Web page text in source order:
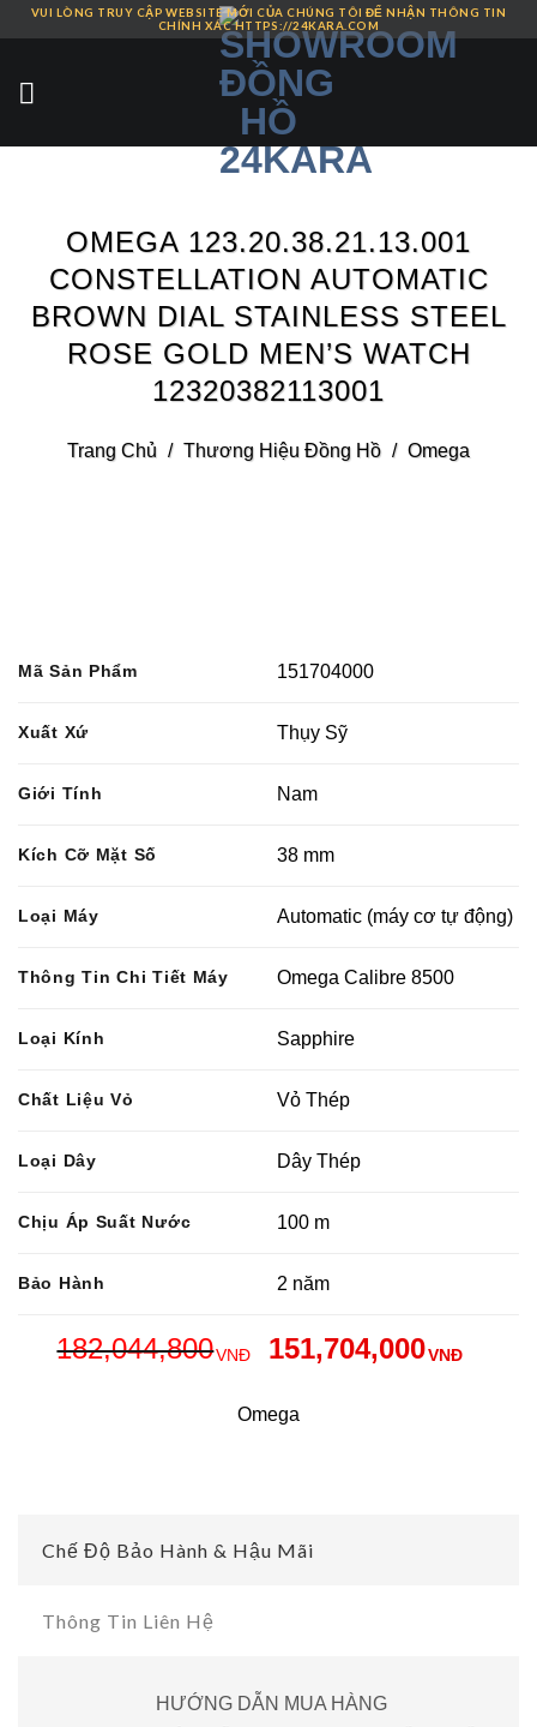
Skip
content
VUI LÒNG TRUY CẬP WEBSITE MỚI CỦA CHÚNG TÔI ĐỂ NHẬN THÔNG TIN
CHÍNH XÁC HTTPS://24KARA.COM
OMEGA 123.20.38.21.13.001
CONSTELLATION AUTOMATIC
BROWN DIAL STAINLESS STEEL
ROSE GOLD MEN’S WATCH
12320382113001
Trang Chủ / Thương Hiệu Đồng Hồ / Omega
Mã Sản Phẩm 151704000
Xuất Xứ Thụy Sỹ
Giới Tính Nam
Kích Cỡ Mặt Số 38 mm
Loại Máy Automatic (máy cơ tự động)
Thông Tin Chi Tiết Máy Omega Calibre 8500
Loại Kính Sapphire
Chất Liệu Vỏ Vỏ Thép
Loại Dây Dây Thép
Chịu Áp Suất Nước 100 m
Bảo Hành 2 năm
182,044,800VNĐ 151,704,000VNĐ
Omega
Chế Độ Bảo Hành & Hậu Mãi
Thông Tin Liên Hệ
HƯỚNG DẪN MUA HÀNG